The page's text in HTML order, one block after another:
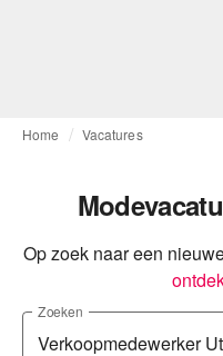
Home Vacatures
Op zoek naar een
Zoeken